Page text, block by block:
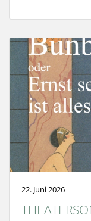
22. Juni 2026